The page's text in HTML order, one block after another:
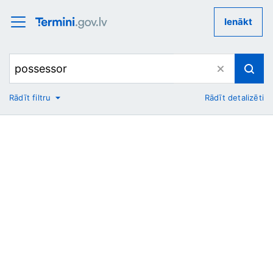
Ienākt
No
Rādīt filtru Rādīt detalizēti